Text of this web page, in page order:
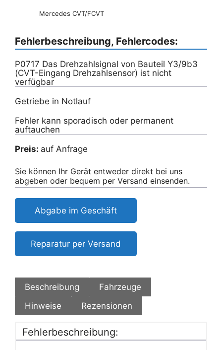
Mercedes CVT/FCVT
Fehlerbeschreibung, Fehlercodes:
P0717 Das Drehzahlsignal von Bauteil Y3/9b3
(CVT-Eingang Drehzahlsensor) ist nicht
verfügbar
Getriebe in Notlauf
Fehler kann sporadisch oder permanent
auftauchen
Preis: auf Anfrage
Sie können Ihr Gerät entweder direkt bei uns
abgeben oder bequem per Versand einsenden.
Abgabe im Geschäft
Reparatur per Versand
Beschreibung
Fahrzeuge
Hinweise
Rezensionen
Fehlerbeschreibung: